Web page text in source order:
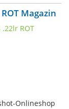
Magazin
Onlineshop